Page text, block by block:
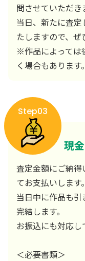
問させていただき
当日、新たに査
たしますので、ぜ
※作品によっては
く場合もあります。
Step03
現
査定金額にご納
てお支払いします。
当日中に作品も
完結します。
お振込にも対応し
＜必要書類＞